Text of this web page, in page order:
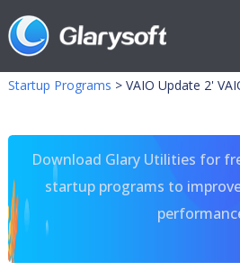
Startup Programs > VAIO Update 2'
Download Glary Utilities for
startup programs to